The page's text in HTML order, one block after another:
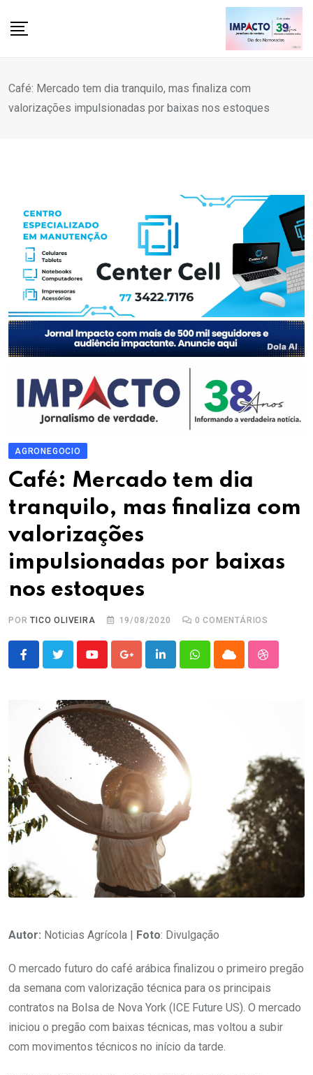
Café: Mercado tem dia tranquilo, mas finaliza com
valorizações impulsionadas por baixas nos estoques
AGRONEGOCIO
Café: Mercado tem dia
tranquilo, mas finaliza com
valorizações
impulsionadas por baixas
nos estoques
PORTICO OLIVEIRA 19/08/2020 0 COMENTÁRIOS
YoutubeGoogle+LinkedInWhatsappCloud
Autor: Noticias Agrícola | Foto: Divulgação
O mercado futuro do café arábica finalizou o primeiro pregão
da semana com valorização técnica para os principais
contratos na Bolsa de Nova York (ICE Future US). O mercado
iniciou o pregão com baixas técnicas, mas voltou a subir
com movimentos técnicos no início da tarde.